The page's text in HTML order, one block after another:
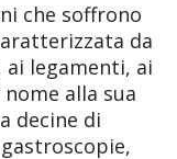
che soffrono
da
legamenti, ai
alla sua
decine di